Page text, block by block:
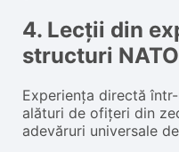
4. Lecții din
structuri NATO
Experiența directă
alături de ofițeri din
adevăruri universale